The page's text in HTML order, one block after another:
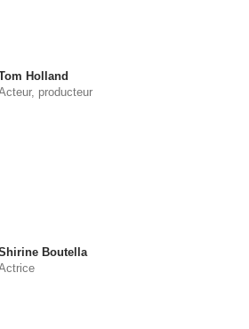
Holland
producteur
Boutella